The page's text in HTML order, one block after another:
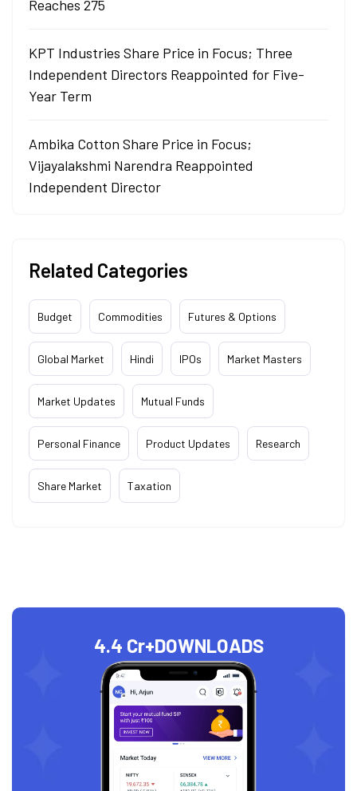
Reaches 275
KPT Industries Share Price in Focus; Three
Independent Directors Reappointed for Five-
Year Term
Ambika Cotton Share Price in Focus;
Vijayalakshmi Narendra Reappointed
Independent Director
Related Categories
Budget Commodities Futures & Options
Global Market Hindi IPOs Market Masters
Market Updates Mutual Funds
Personal Finance Product Updates Research
Share Market Taxation
4.4 Cr+DOWNLOADS